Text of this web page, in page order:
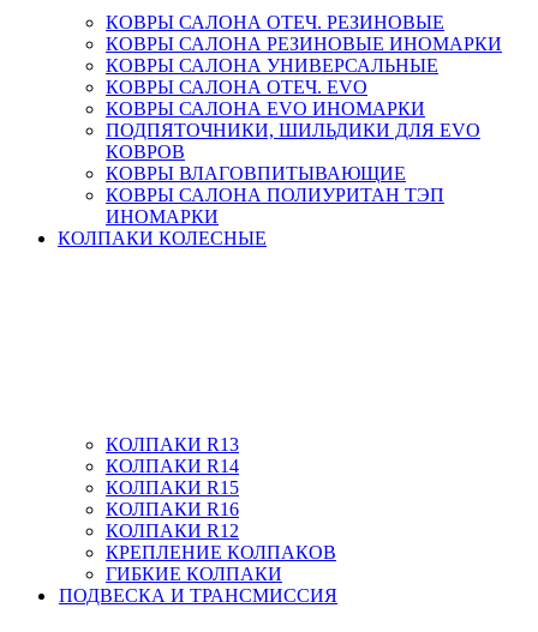
КОВРЫ САЛОНА ОТЕЧ. РЕЗИНОВЫЕ
КОВРЫ САЛОНА РЕЗИНОВЫЕ ИНОМАРКИ
КОВРЫ САЛОНА УНИВЕРСАЛЬНЫЕ
КОВРЫ САЛОНА ОТЕЧ. EVO
КОВРЫ САЛОНА EVO ИНОМАРКИ
ПОДПЯТОЧНИКИ, ШИЛЬДИКИ ДЛЯ EVO
КОВРОВ
КОВРЫ ВЛАГОВПИТЫВАЮЩИЕ
КОВРЫ САЛОНА ПОЛИУРИТАН ТЭП
ИНОМАРКИ
КОЛПАКИ КОЛЕСНЫЕ
КОЛПАКИ R13
КОЛПАКИ R14
КОЛПАКИ R15
КОЛПАКИ R16
КОЛПАКИ R12
КРЕПЛЕНИЕ КОЛПАКОВ
ГИБКИЕ КОЛПАКИ
ПОДВЕСКА И ТРАНСМИССИЯ